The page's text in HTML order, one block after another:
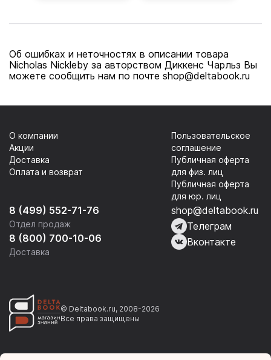
Об ошибках и неточностях в описании товара
Nicholas Nickleby за авторством Диккенс Чарльз Вы
можете сообщить нам по почте shop@deltabook.ru
8 (499) 552-71-76
Отдел продаж
8 (800) 700-10-06
Доставка
О компании
Акции
Доставка
Оплата и возврат
Пользовательское
соглашение
Публичная оферта
для физ. лиц
Публичная оферта
для юр. лиц
shop@deltabook.ru
Телеграм
Вконтакте
© Deltabook.ru, 2008-2026
Все права защищены